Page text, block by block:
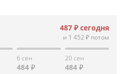
487 ₽сегодня
и 1 452 ₽потом
6 сен
484 ₽
20 сен
484 ₽